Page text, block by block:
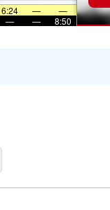
6:24 —
—
— — 8:50